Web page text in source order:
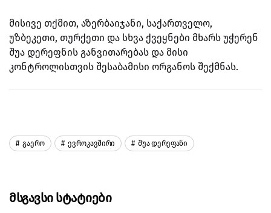
მისივე თქმით, აზერბაიჯანი, საქართველო,
უზბეკეთი, თურქეთი და სხვა ქვეყნები მხარს უჭერენ
შუა დერეფნის განვითარებას და მისი
კონტროლისთვის შესაბამისი ორგანოს შექმნას.
Გაერო Ევროკავშირი Შუა Დერეფანი
Მსგავსი Სტატიები